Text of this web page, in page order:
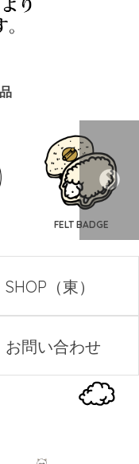
FELT BADGE
SHOP（東）
お問い合わせ